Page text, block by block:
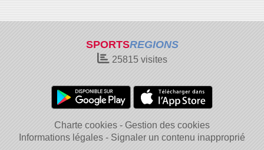
SPORTSREGIONS
25815visites
Charte cookies
Gestion des cookies
Informations légales
Signaler un contenu inapproprié